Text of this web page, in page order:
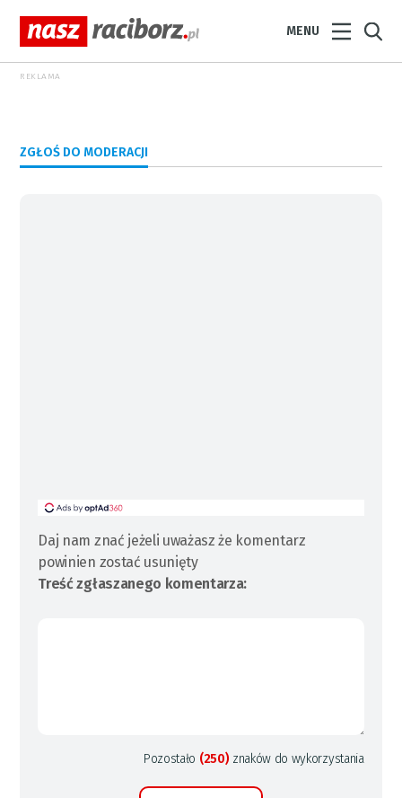
MENU
REKLAMA
ZGŁOŚ DO MODERACJI
Daj nam znać jeżeli uważasz że komentarz
powinien zostać usunięty
Treść zgłaszanego komentarza:
Pozostało (250) znaków do wykorzystania